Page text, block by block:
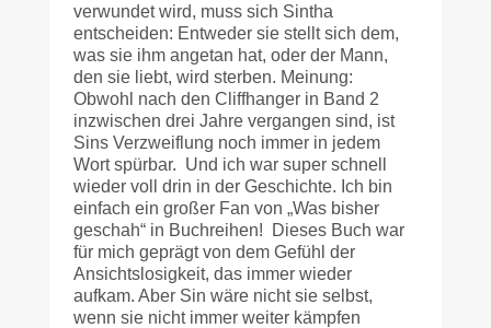
verwundet wird, muss sich Sintha
entscheiden: Entweder sie stellt sich dem,
was sie ihm angetan hat, oder der Mann,
den sie liebt, wird sterben. Meinung:
Obwohl nach den Cliffhanger in Band 2
inzwischen drei Jahre vergangen sind, ist
Sins Verzweiflung noch immer in jedem
Wort spürbar. Und ich war super schnell
wieder voll drin in der Geschichte. Ich bin
einfach ein großer Fan von „Was bisher
geschah“ in Buchreihen! Dieses Buch war
für mich geprägt von dem Gefühl der
Ansichtslosigkeit, das immer wieder
aufkam. Aber Sin wäre nicht sie selbst,
wenn sie nicht immer weiter kämpfen